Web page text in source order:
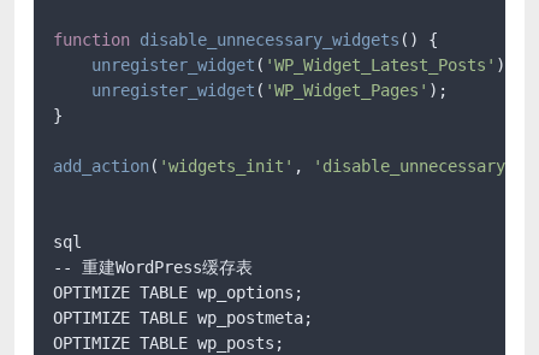
function disable_unnecessary_widgets ( ) {
unregister_widget ( 'WP_Widget_Latest_Posts' );
unregister_widget ( 'WP_Widget_Pages' );
}
add_action( 'widgets_init' ,
sql
-- 重建WordPress缓存表
OPTIMIZE TABLE wp_options;
OPTIMIZE TABLE wp_postmeta;
OPTIMIZE TABLE wp_posts;